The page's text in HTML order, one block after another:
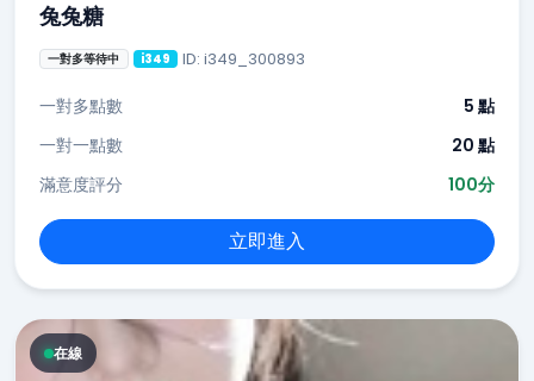
兔兔糖
一對多等待中 i349 ID: i349_300893
一對多點數
5 點
一對一點數
20 點
滿意度評分
100分
立即進入
在線